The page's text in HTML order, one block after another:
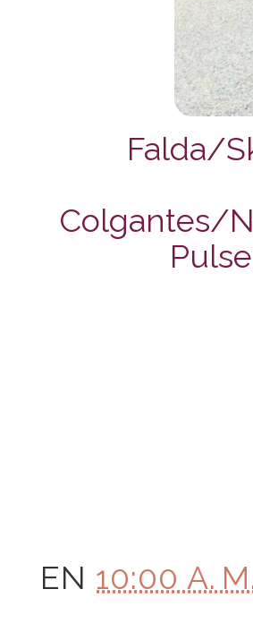
Falda/
Colgantes/
EN 10:00 A.